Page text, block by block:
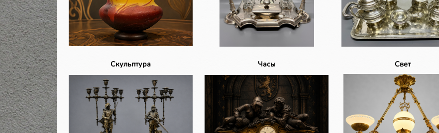
Скульптура Часы Свет